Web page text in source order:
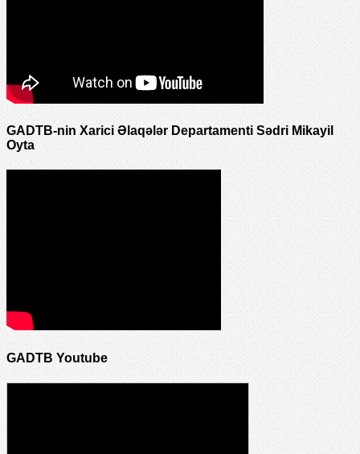
GADTB-nin Xarici Əlaqələr Departamenti Sədri Mikayil
Oyta
GADTB Youtube